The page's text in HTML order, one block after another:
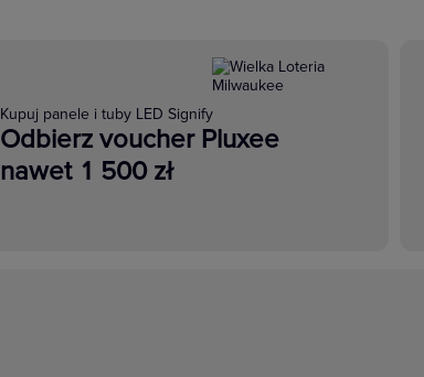
Kupuj panele i tuby LED Signify
Odbierz voucher Pluxee
nawet 1 500 zł